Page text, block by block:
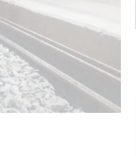
de baja la construcción de la
estación Nordelta